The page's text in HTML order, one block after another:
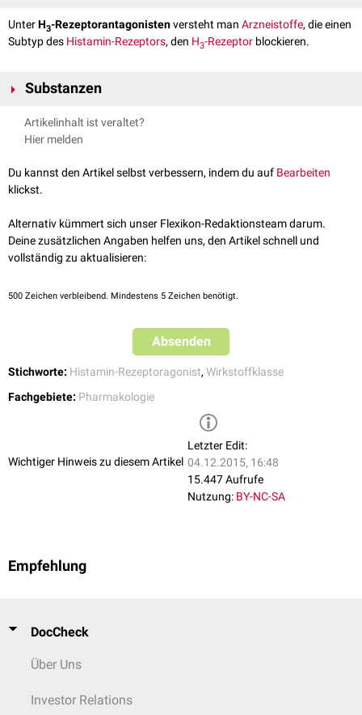
UnterH3-Rezeptorantagonistenversteht man Arzneistoffe, die einen
Subtyp des Histamin-Rezeptors, den H3-Rezeptor blockieren.
Substanzen
Zu den H3 -Rezeptorantagonisten zählen:
Ciproxifan
Pitolisant
Thioperamid
amH -Rezeptor.
Artikelinhalt ist veraltet?
Hier melden
Du kannst den Artikel selbst verbessern, indem du auf Bearbeiten
klickst.
Alternativ kümmert sich unser Flexikon-Redaktionsteam darum.
Deine zusätzlichen Angaben helfen uns, den Artikel schnell und
vollständig zu aktualisieren:
500 Zeichen verbleibend. Mindestens 5 Zeichen benötigt.
Absenden
Stichworte: Histamin-Rezeptoragonist, Wirkstoffklasse
Fachgebiete: Pharmakologie
Wichtiger Hinweis zu diesem Artikel
Letzter Edit:
04.12.2015, 16:48
15.447 Aufrufe
Nutzung: BY-NC-SA
Empfehlung
DocCheck
Über Uns
Investor Relations